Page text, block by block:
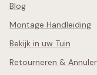
Blog
Montage Handleiding
Bekijk in uw Tuin
Retourneren &